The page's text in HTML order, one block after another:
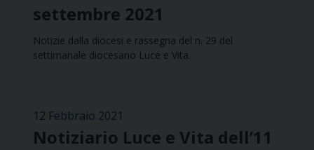
settembre 2021
Notizie dalla diocesi e rassegna del n. 29 del
settimanale diocesano Luce e Vita.
12 Febbraio 2021
Notiziario Luce e Vita dell’11